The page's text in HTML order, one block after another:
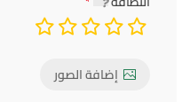
إضافة الصور